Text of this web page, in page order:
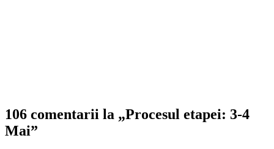
106 comentarii la „Procesul etapei: 3-4
Mai”